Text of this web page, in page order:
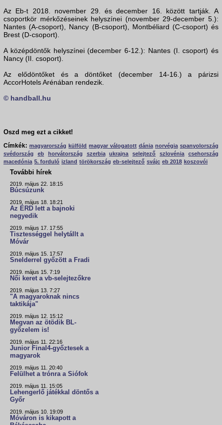
Az Eb-t 2018. november 29. és december 16. között tartják. A
csoportkör mérkőzéseinek helyszínei (november 29-december 5.):
Nantes (A-csoport), Nancy (B-csoport), Montbéliard (C-csoport) és
Brest (D-csoport).
A középdöntők helyszínei (december 6-12.): Nantes (I. csoport) és
Nancy (II. csoport).
Az elődöntőket és a döntőket (december 14-16.) a párizsi
AccorHotels Arénában rendezik.
© handball.hu
Oszd meg ezt a cikket!
Címkék: magyarország külföld magyar válogatott dánia norvégia spanyolország
svédország
eb horvátország szerbia ukrajna selejtező szlovénia
csehország
macedónia 5. forduló izland törökország eb-selejtező svájc eb 2018 koszovói
További hírek
2019. május 22. 18:15
Búcsúzunk
2019. május 18. 18:21
Az ÉRD lett a bajnoki
negyedik
2019. május 17. 17:55
Tisztességgel helytállt a
Móvár
2019. május 15. 17:57
Snelderrel győzött a Fradi
2019. május 15. 7:19
Női keret a vb-selejtezőkre
2019. május 13. 7:27
"A magyaroknak nincs
taktikája"
2019. május 12. 15:12
Megvan az ötödik BL-
győzelem is!
2019. május 11. 22:16
Junior Final4-győztesek a
magyarok
2019. május 11. 20:40
Felülhet a trónra a Siófok
2019. május 11. 15:05
Lehengerlő játékkal döntős a
Győr
2019. május 10. 19:09
Móváron is kikapott a